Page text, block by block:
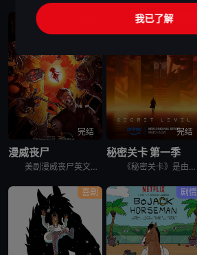
完结
漫威丧尸
美剧漫威丧尸英文名为Marvel Zombies，讲述的是：丧尸病毒漫延，血腥与混乱笼罩。 &nbsp; &nbsp; &nbsp; &nbsp; &nbsp; &nbsp; &nbsp; &nb
完结
秘密关卡 第一季
《秘密关卡》是由《爱，死亡和机器人》的创作团队精心打造的动画选集系列，其故事灵感来源于世界各地的电子游戏，时间横跨过去、现在和未来。这个突破边界，向游戏和玩家以及驱策我们深入探索、发现秘密、向着未
喜剧 剧情
我已了解